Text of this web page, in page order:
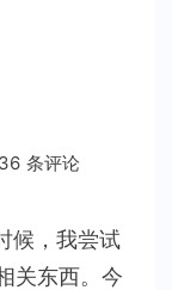
条评论
候，我尝试
关东西。今